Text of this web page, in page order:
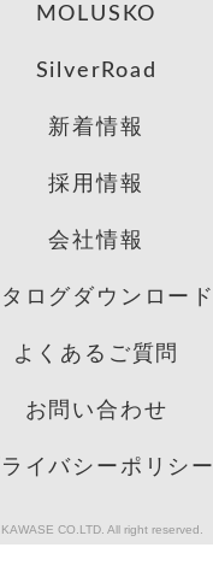
MOLUSKO
SilverRoad
新着情報
採用情報
会社情報
ログダウンロード
よくあるご質問
お問い合わせ
イバシーポリシー
CO.LTD. All right reserved.